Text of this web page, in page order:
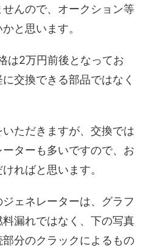
んので、オークション等
と思います。
は2万円前後となってお
交換できる部品ではなく
ただきますが、交換では
ターも多いですので、お
ればと思います。
ェネレーターは、グラフ
漏れではなく、下の写真
分のクラックによるもの